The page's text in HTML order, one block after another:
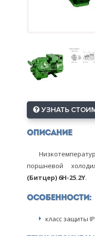
УЗНАТЬ
Описание
поршневой
(Битцер) 6H-25.2Y.
Особенности:
класс защиты